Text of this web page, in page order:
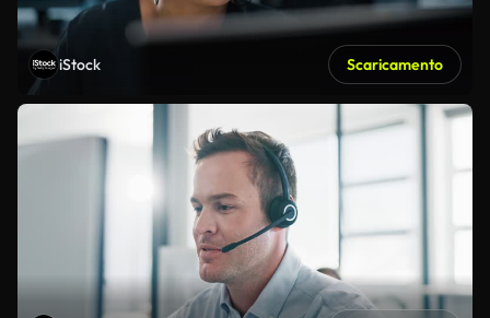
iStock Scaricamento